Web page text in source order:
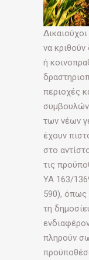
να κριθούν
ή
περιοχές
των νέων
έχουν
στο
τις
ΥΑ 163/
590), όπως
τη
πληρούν